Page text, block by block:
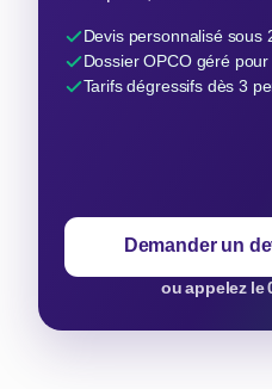
Devis personnalisé sous
Dossier OPCO géré
Tarifs dégressifs dès 3
Demander un
ou appelez le